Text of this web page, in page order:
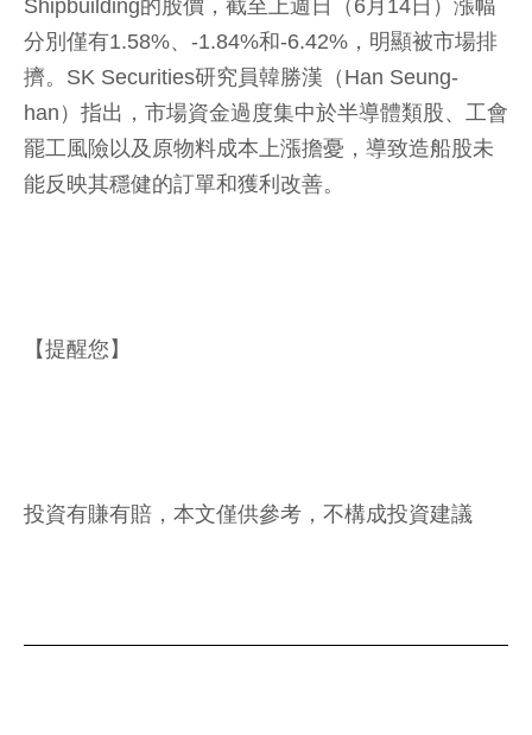
Shipbuilding的股價，截至上週日（6月14日）漲幅
分別僅有1.58%、-1.84%和-6.42%，明顯被市場排
擠。SK Securities研究員韓勝漢（Han Seung-
han）指出，市場資金過度集中於半導體類股、工會
罷工風險以及原物料成本上漲擔憂，導致造船股未
能反映其穩健的訂單和獲利改善。
【提醒您】
投資有賺有賠，本文僅供參考，不構成投資建議